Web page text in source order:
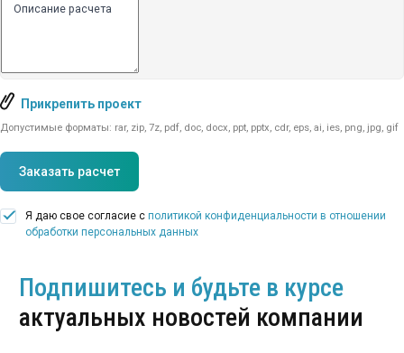
Описание расчета
Прикрепить проект
Допустимые форматы: rar, zip, 7z, pdf, doc, docx, ppt, pptx, cdr, eps, ai, ies, png, jpg, gif
Заказать расчет
Я даю свое согласие с политикой конфиденциальности в отношении
обработки персональных данных
Подпишитесь и будьте в курсе
актуальных новостей компании